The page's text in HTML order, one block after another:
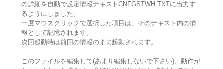
の詳細を自動で設定情報テキストCNFGSTWH.TXTに出力す
るようにしました。
一度マウスクリックで選択した項目は、そのテキスト内の情
報として記憶されます。
次回起動時は前回の情報のまま起動されます。
このファイルを編集して(あまり編集しないで下さい)、動作が